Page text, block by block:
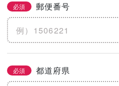
必須 郵便番号
必須 都道府県